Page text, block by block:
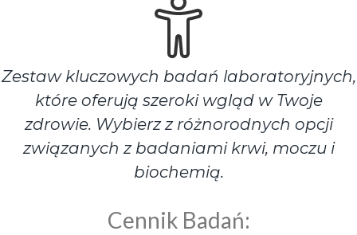
Zestaw kluczowych badań laboratoryjnych,
które oferują szeroki wgląd w Twoje
zdrowie. Wybierz z różnorodnych opcji
związanych z badaniami krwi, moczu i
biochemią.
Cennik Badań: